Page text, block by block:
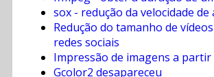
sox - redução da velocidade
Redução do tamanho de
redes sociais
Impressão de imagens a
Gcolor2 desapareceu